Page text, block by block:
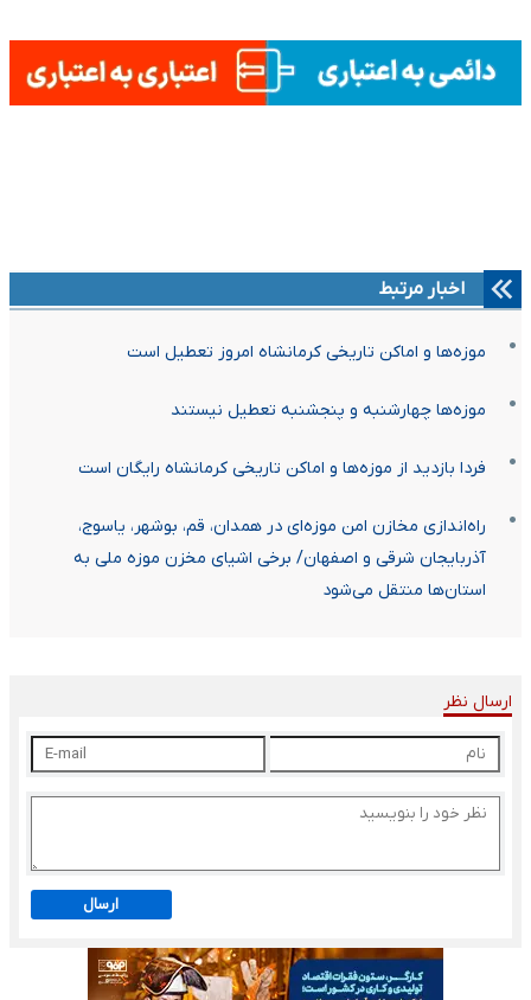
اخبار مرتبط
موزه‌ها و اماکن تاریخی کرمانشاه امروز تعطیل است
موزه‌ها چهارشنبه و پنجشنبه تعطیل نیستند
فردا بازدید از موزه‌ها و اماکن تاریخی کرمانشاه رایگان است
راه‌اندازی مخازن امن موزه‌ای در همدان، قم، بوشهر، یاسوج،
آذربایجان شرقی و اصفهان/ برخی اشیای مخزن موزه ملی به
استان‌ها منتقل می‌شود
ارسال نظر
ارسال